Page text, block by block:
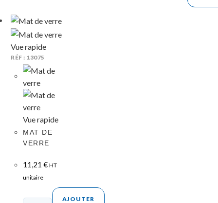
Vue rapide
RÉF : 13075
Vue rapide
MAT DE
VERRE
11,21€ HT
unitaire
AJOUTER